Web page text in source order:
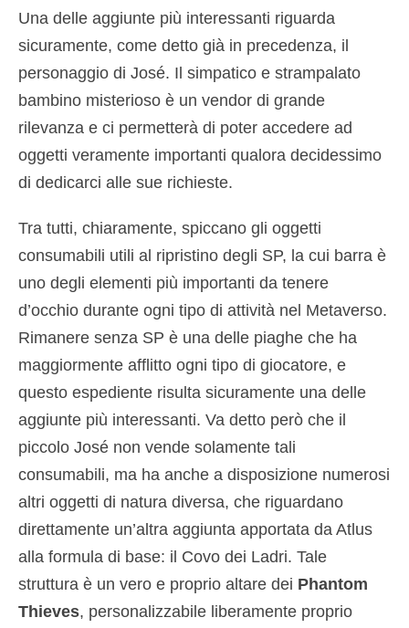
Una delle aggiunte più interessanti riguarda
sicuramente, come detto già in precedenza, il
personaggio di José. Il simpatico e strampalato
bambino misterioso è un vendor di grande
rilevanza e ci permetterà di poter accedere ad
oggetti veramente importanti qualora decidessimo
di dedicarci alle sue richieste.
Tra tutti, chiaramente, spiccano gli oggetti
consumabili utili al ripristino degli SP, la cui barra è
uno degli elementi più importanti da tenere
d’occhio durante ogni tipo di attività nel Metaverso.
Rimanere senza SP è una delle piaghe che ha
maggiormente afflitto ogni tipo di giocatore, e
questo espediente risulta sicuramente una delle
aggiunte più interessanti. Va detto però che il
piccolo José non vende solamente tali
consumabili, ma ha anche a disposizione numerosi
altri oggetti di natura diversa, che riguardano
direttamente un’altra aggiunta apportata da Atlus
alla formula di base: il Covo dei Ladri. Tale
struttura è un vero e proprio altare dei Phantom
Thieves, personalizzabile liberamente proprio